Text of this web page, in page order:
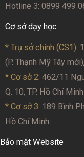
Hotline 3: 0899 499
Cơ sở dạy học
* Trụ sở chính (CS1):
(P. Thạnh Mỹ Tây
* Cơ sở 2: 462/11
Q. 10, TP. Hồ Chí Minh
* Cơ sở 3: 189 Bình
Hồ Chí Minh
Bảo mật Website